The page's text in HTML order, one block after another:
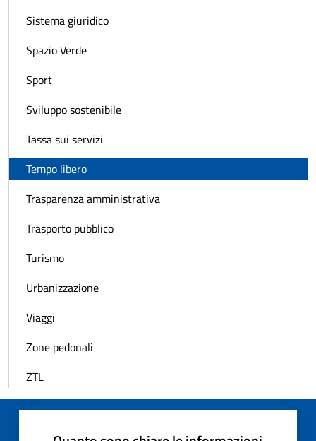
Sistema giuridico
Spazio Verde
Sport
Sviluppo sostenibile
Tassa sui servizi
Tempo libero
Trasparenza amministrativa
Trasporto pubblico
Turismo
Urbanizzazione
Viaggi
Zone pedonali
ZTL